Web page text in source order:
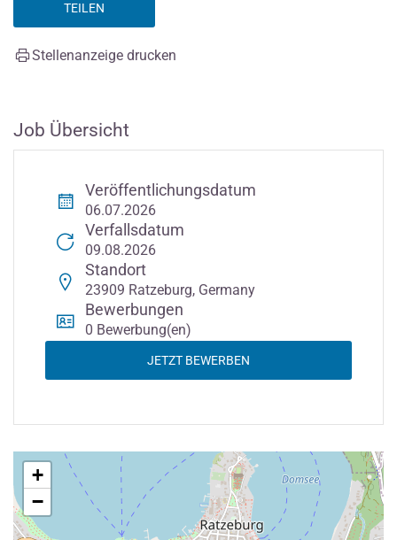
TEILEN
Stellenanzeige drucken
Job Übersicht
Veröffentlichungsdatum
06.07.2026
Verfallsdatum
09.08.2026
Standort
23909 Ratzeburg, Germany
Bewerbungen
0 Bewerbung(en)
JETZT BEWERBEN
+
−